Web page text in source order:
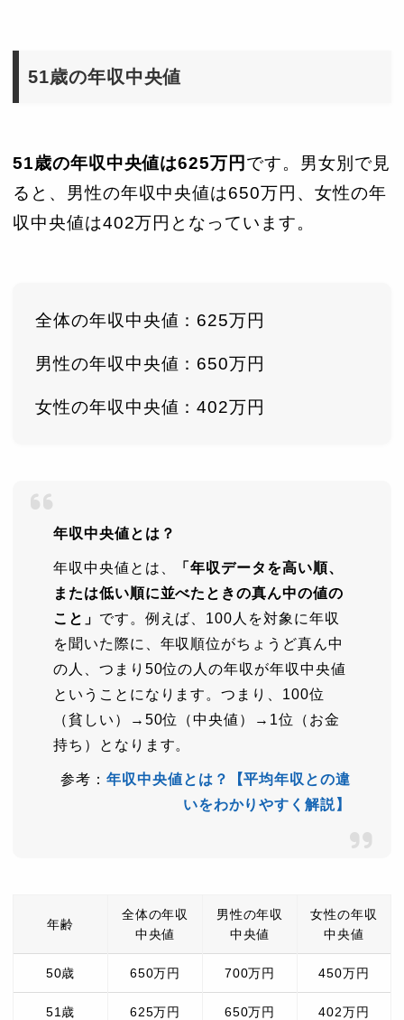
51歳の年収中央値
51歳の年収中央値は625万円 です。男女別で見
ると、男性の年収中央値は650万円、女性の年
収中央値は402万円となっています。
全体の年収中央値：625万円
男性の年収中央値：650万円
女性の年収中央値：402万円
年収中央値とは？
年収中央値とは、
「年収データを高い順、
または低い順に並べたときの真ん中の値の
こと」 です。例えば、100人を対象に年収
を聞いた際に、年収順位がちょうど真ん中
の人、つまり50位の人の年収が年収中央値
ということになります。つまり、100位
（貧しい）→50位（中央値）→1位（お金
持ち）となります。
参考：年収中央値とは？【平均年収との違
いをわかりやすく解説】
年齢
全体の年収
中央値
男性の年収
中央値
女性の年収
中央値
50歳 650万円 700万円 450万円
51歳 625万円 650万円 402万円